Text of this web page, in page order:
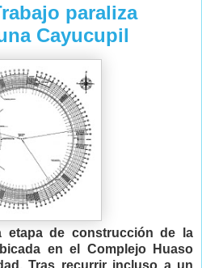
paraliza
Cayucupil
etapa de construcción de la
en el Complejo Huaso